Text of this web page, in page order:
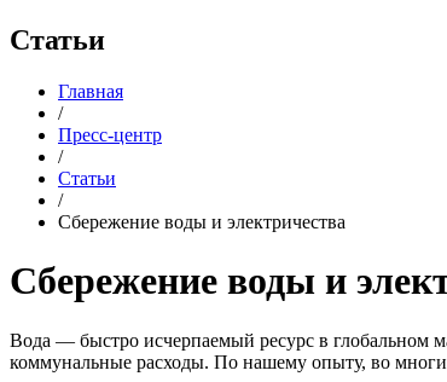
Статьи
Главная
/
Пресс-центр
/
Статьи
/
Сбережение воды и электричества
Сбережение воды и
Вода — быстро исчерпаемый ресурс в глобальном
коммунальные расходы. По нашему опыту, во